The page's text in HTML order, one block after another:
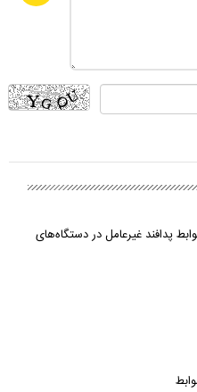
پدافند غیرعامل در دستگاه‌های